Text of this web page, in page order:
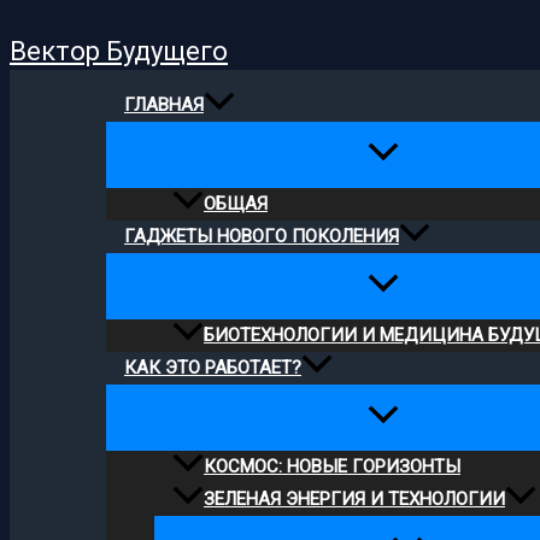
кВектор Будущего
ГЛАВНАЯ
ОБЩАЯ
ГАДЖЕТЫ НОВОГО ПОКОЛЕНИЯ
БИОТЕХНОЛОГИИ И МЕДИЦИНА
КАК ЭТО РАБОТАЕТ?
КОСМОС: НОВЫЕ ГОРИЗОНТЫ
ЗЕЛЕНАЯ ЭНЕРГИЯ И ТЕХНОЛОГИИ